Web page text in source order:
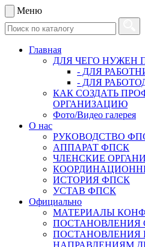
Меню
Главная
ДЛЯ ЧЕГО НУЖЕН
- ДЛЯ
- ДЛЯ
КАК СОЗДАТЬ
ОРГАНИЗАЦИЮ
Фото/Видео галерея
О нас
РУКОВОДСТВО
АППАРАТ ФПСК
ЧЛЕНСКИЕ
ИСТОРИЯ ФПСК
УСТАВ ФПСК
Официально
МАТЕРИАЛЫ
ПОСТАНОВЛЕНИЯ
ПОСТАНОВЛЕНИЯ
НАПРАВЛЕНИЯМ